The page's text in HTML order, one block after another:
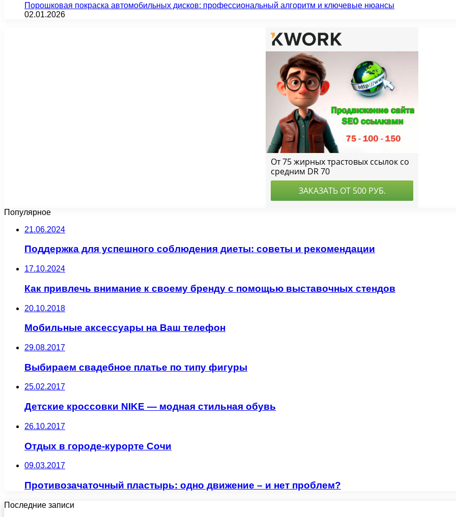
Порошковая покраска автомобильных дисков: профессиональный алгоритм и ключевые нюансы
02.01.2026
Популярное
21.06.2024
Поддержка для успешного соблюдения диеты: советы и рекомендации
17.10.2024
Как привлечь внимание к своему бренду с помощью выставочных стендов
20.10.2018
Мобильные аксессуары на Ваш телефон
29.08.2017
Выбираем свадебное платье по типу фигуры
25.02.2017
Детские кроссовки NIKE — модная стильная обувь
26.10.2017
Отдых в городе-курорте Сочи
09.03.2017
Противозачаточный пластырь: одно движение – и нет проблем?
Последние записи